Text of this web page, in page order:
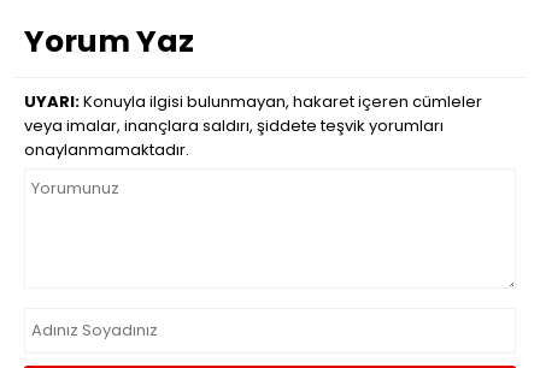
Yorum Yaz
UYARI:Konuyla ilgisi bulunmayan, hakaret içeren cümleler
veya imalar, inançlara saldırı, şiddete teşvik yorumları
onaylanmamaktadır.